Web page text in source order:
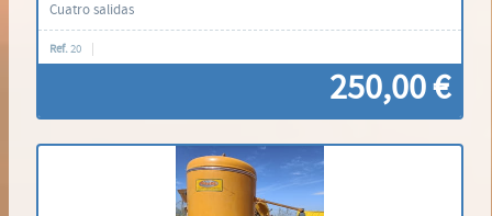
Cuatro salidas
Ref.20
250,00 €
Contáctenos